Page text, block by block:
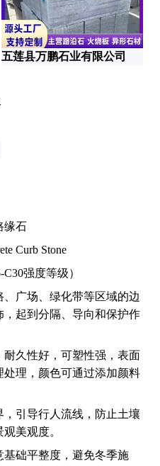
五莲县万鹏石业有限公司
缘石
Curb Stone
强度等级）
、广场、绿化带等区域的边
，起到分隔、导向和保护作
耐久性好，可塑性强，表面
处理，颜色可通过添加颜料
，引导行人流线，防止土壤
美观度。
基础平整度，避免冬季施